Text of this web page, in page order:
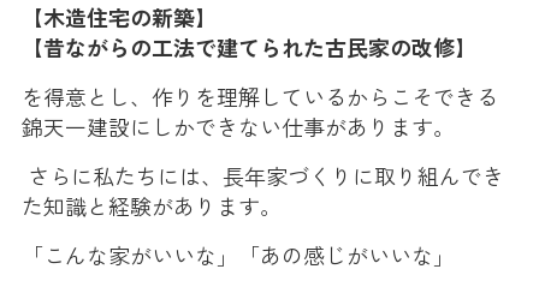
【木造住宅の新築】
【昔ながらの工法で建てられた古民家の改修】
を得意とし、作りを理解しているからこそできる
錦天一建設にしかできない仕事があります。
さらに私たちには、長年家づくりに取り組んでき
た知識と経験があります。
「こんな家がいいな」「あの感じがいいな」